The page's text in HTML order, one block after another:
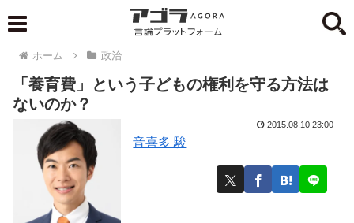
ホーム 政治
「養育費」という子どもの権利を守る方法は
ないのか？
音喜多 駿
2015.08.10 23:00